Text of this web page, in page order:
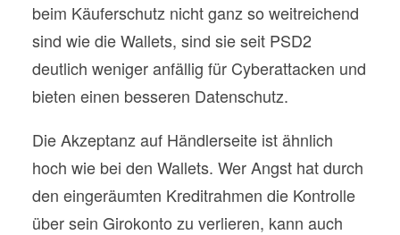
beim Käuferschutz nicht ganz so weitreichend
sind wie die Wallets, sind sie seit PSD2
deutlich weniger anfällig für Cyberattacken und
bieten einen besseren Datenschutz.
Die Akzeptanz auf Händlerseite ist ähnlich
hoch wie bei den Wallets. Wer Angst hat durch
den eingeräumten Kreditrahmen die Kontrolle
über sein Girokonto zu verlieren, kann auch